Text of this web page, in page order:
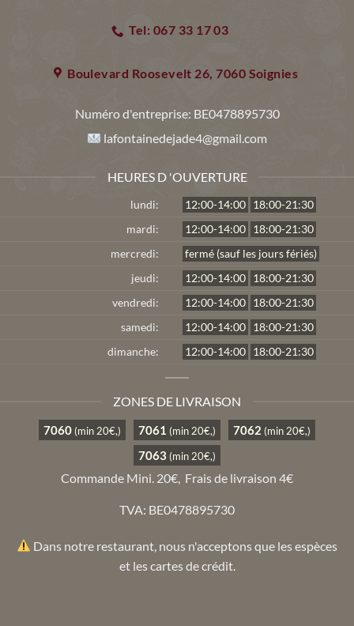
Tel: 067 33 17 03
Boulevard Roosevelt 26, 7060 Soignies
Numéro d'entreprise: BE0478895730
lafontainedejade4@gmail.com
HEURES D 'OUVERTURE
lundi: 12:00-14:00 18:00-21:30
mardi:
12:00-14:00 18:00-21:30
mercredi:
fermé (sauf les jours fériés)
jeudi:
12:00-14:00 18:00-21:30
vendredi:
12:00-14:00 18:00-21:30
samedi:
12:00-14:00 18:00-21:30
dimanche:
12:00-14:00 18:00-21:30
ZONES DE LIVRAISON
7060 (min 20€,) 7061 (min 20€,) 7062 (min 20€,)
7063 (min 20€,)
Commande Mini. 20€, Frais de livraison 4€
TVA: BE0478895730
Dans notre restaurant, nous n'acceptons que les espèces
et les cartes de crédit.